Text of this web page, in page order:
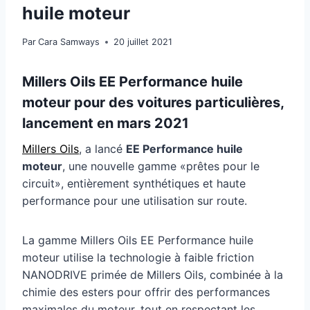
huile moteur
Par Cara Samways 20 juillet 2021
Millers Oils EE Performance huile
moteur pour des voitures particulières,
lancement en mars 2021
Millers Oils, a lancé EE Performance huile
moteur, une nouvelle gamme «prêtes pour le
circuit», entièrement synthétiques et haute
performance pour une utilisation sur route.
La gamme Millers Oils EE Performance huile
moteur utilise la technologie à faible friction
NANODRIVE primée de Millers Oils, combinée à la
chimie des esters pour offrir des performances